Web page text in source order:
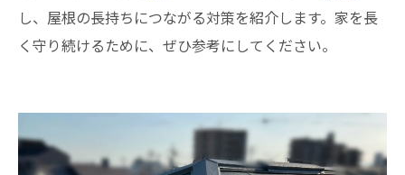
し、屋根の長持ちにつながる対策を紹介します。家を長
く守り続けるために、ぜひ参考にしてください。